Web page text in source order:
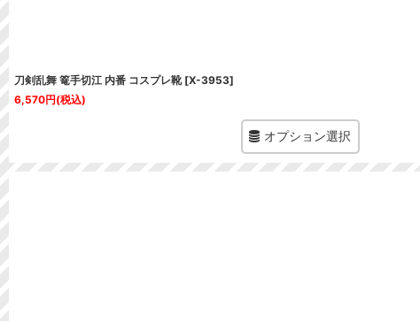
刀剣乱舞 篭手切江 内番 コスプレ靴 [X-3953]
6,570円(税込)
オプション選択